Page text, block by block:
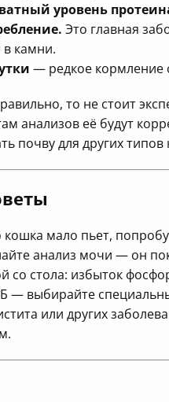
уровень
Это главная
в камни.
— редкое кормление
то не стоит
анализов её будут
почву для других типов
кошка мало пьет,
анализ мочи — он
со стола: избыток
— выбирайте
или других